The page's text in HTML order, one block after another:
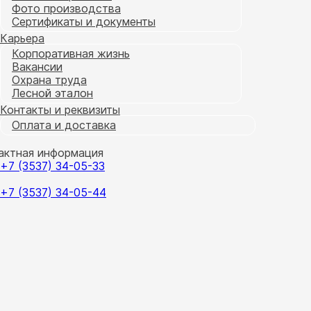
Фото производства
Сертификаты и документы
Карьера
Корпоративная жизнь
Вакансии
Охрана труда
Лесной эталон
Контакты и реквизиты
Оплата и доставка
информация
+7 (3537) 34-05-33
+7 (3537) 34-05-44